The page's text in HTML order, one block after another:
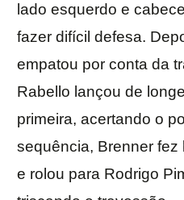
lado esquerdo e
fazer difícil defesa.
empatou por conta da
Rabello lançou de
primeira, acertando o
sequência, Brenner
e rolou para Rodrigo